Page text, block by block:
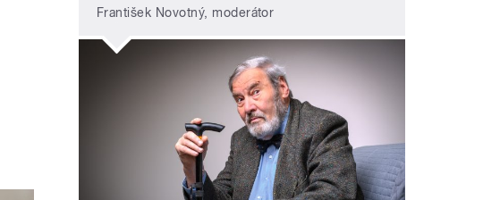
František Novotný, moderátor